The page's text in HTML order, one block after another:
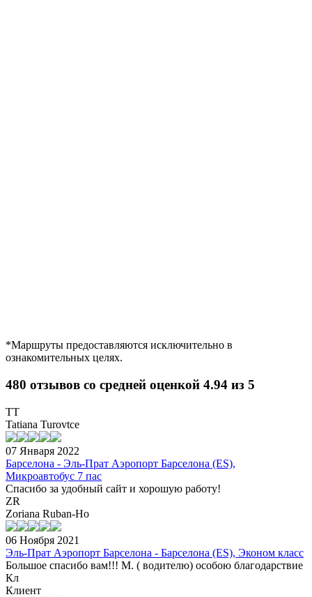
*Маршруты предоставляются исключительно в
ознакомительных целях.
480 отзывов со средней оценкой 4.94 из 5
TT
Tatiana Turovtce
07 Января 2022
Барселона - Эль-Прат Аэропорт Барселона (ES),
Микроавтобус 7 пас
Спасибо за удобный сайт и хорошую работу!
ZR
Zoriana Ruban-Ho
06 Ноября 2021
Эль-Прат Аэропорт Барселона - Барселона (ES), Эконом класс
Большое спасибо вам!!! М. ( водителю) особою благодарствие
Кл
Клиент